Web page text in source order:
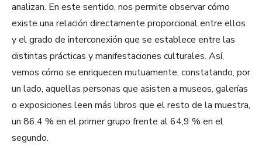
analizan. En este sentido, nos permite observar cómo
existe una relación directamente proporcional entre ellos
y el grado de interconexión que se establece entre las
distintas prácticas y manifestaciones culturales. Así,
vemos cómo se enriquecen mutuamente, constatando, por
un lado, aquellas personas que asisten a museos, galerías
o exposiciones leen más libros que el resto de la muestra,
un 86,4 % en el primer grupo frente al 64,9 % en el
segundo.